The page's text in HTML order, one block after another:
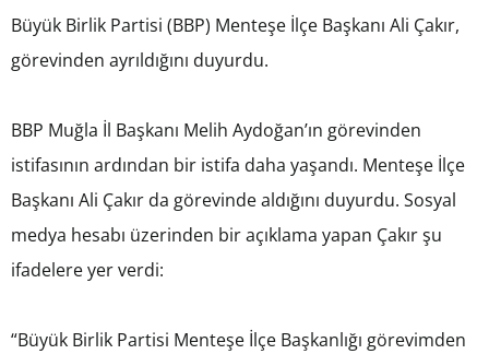
Büyük Birlik Partisi (BBP) Menteşe İlçe Başkanı Ali Çakır,
görevinden ayrıldığını duyurdu.
BBP Muğla İl Başkanı Melih Aydoğan’ın görevinden
istifasının ardından bir istifa daha yaşandı. Menteşe İlçe
Başkanı Ali Çakır da görevinde aldığını duyurdu. Sosyal
medya hesabı üzerinden bir açıklama yapan Çakır şu
ifadelere yer verdi:
“Büyük Birlik Partisi Menteşe İlçe Başkanlığı görevimden